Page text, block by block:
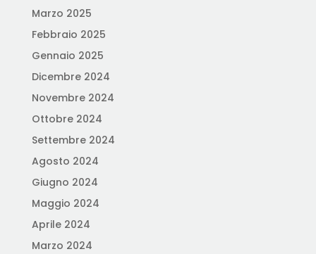
Marzo 2025
Febbraio 2025
Gennaio 2025
Dicembre 2024
Novembre 2024
Ottobre 2024
Settembre 2024
Agosto 2024
Giugno 2024
Maggio 2024
Aprile 2024
Marzo 2024